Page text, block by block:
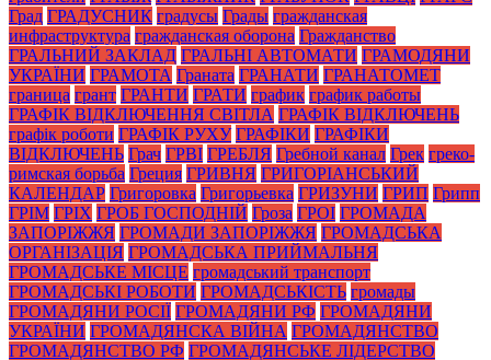
Град ГРАДУСНИК градусы Грады гражданская
инфраструктура гражданская оборона Гражданство
ГРАЛЬНИЙ ЗАКЛАД ГРАЛЬНІ АВТОМАТИ ГРАМОДЯНИ
УКРАЇНИ ГРАМОТА Граната ГРАНАТИ ГРАНАТОМЕТ
граница грант ГРАНТИ ГРАТИ график график работы
ГРАФІК ВІДКЛЮЧЕННЯ СВІТЛА ГРАФІК ВІДКЛЮЧЕНЬ
графік роботи ГРАФІК РУХУ ГРАФІКИ ГРАФІКИ
ВІДКЛЮЧЕНЬ Грач ГРВІ ГРЕБЛЯ Гребной канал Грек греко-
римская борьба Греция ГРИВНЯ ГРИГОРІАНСЬКИЙ
КАЛЕНДАР Григоровка Григорьевка ГРИЗУНИ ГРИП Грипп
ГРІМ ГРІХ ГРОБ ГОСПОДНІЙ Гроза ГРОІ ГРОМАДА
ЗАПОРІЖЖЯ ГРОМАДИ ЗАПОРІЖЖЯ ГРОМАДСЬКА
ОРГАНІЗАЦІЯ ГРОМАДСЬКА ПРИЙМАЛЬНЯ
ГРОМАДСЬКЕ МІСЦЕ громадський транспорт
ГРОМАДСЬКІ РОБОТИ ГРОМАДСЬКІСТЬ громады
ГРОМАДЯНИ РОСІЇ ГРОМАДЯНИ РФ ГРОМАДЯНИ
УКРАЇНИ ГРОМАДЯНСКА ВІЙНА ГРОМАДЯНСТВО
ГРОМАДЯНСТВО РФ ГРОМАДЯНСЬКЕ ЛІДЕРСТВО